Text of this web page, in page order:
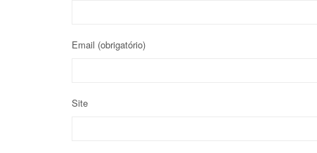
Email (obrigatório)
Site